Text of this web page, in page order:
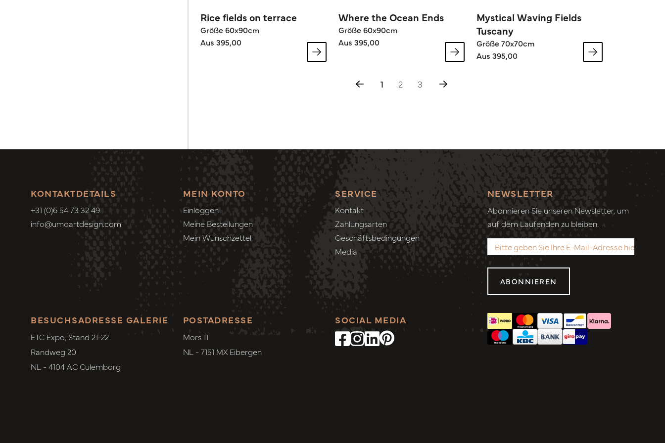
Rice fields on terrace
Größe 60x90cm
Aus 395,00
Where the Ocean Ends
Größe 60x90cm
Aus 395,00
Mystical Waving Fields
Tuscany
Größe 70x70cm
Aus 395,00
1 2 3
KONTAKTDETAILS
+31 (0)6 54 73 32 49
info@umoartdesign.com
MEIN KONTO
Einloggen
Meine Bestellungen
Mein Wunschzettel
SERVICE
Kontakt
Zahlungsarten
Geschäftsbedingungen
Media
SOCIAL MEDIA
POSTADRESSE
Mors 11
NL - 7151 MX Eibergen
BESUCHSADRESSE GALERIE
ETC Expo, Stand 21-22
Randweg 20
NL - 4104 AC Culemborg
NEWSLETTER
Abonnieren Sie unseren Newsletter, um
auf dem Laufenden zu bleiben.
ABONNIEREN